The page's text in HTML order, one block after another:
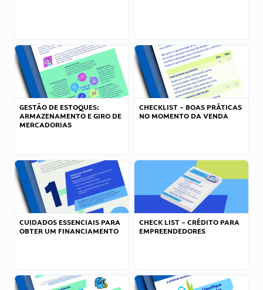
GESTÃO DE ESTOQUES:
ARMAZENAMENTO E GIRO DE
MERCADORIAS
CHECKLIST – BOAS PRÁTICAS
NO MOMENTO DA VENDA
CUIDADOS ESSENCIAIS PARA
OBTER UM FINANCIAMENTO
CHECK LIST – CRÉDITO PARA
EMPREENDEDORES